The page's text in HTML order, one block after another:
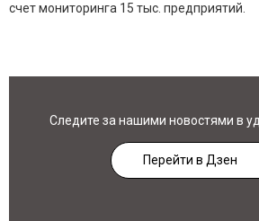
счет мониторинга 15 тыс. предприятий.
Следите за нашими новостями в
Перейти в Дзен